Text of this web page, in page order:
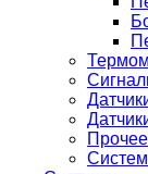
Прочее